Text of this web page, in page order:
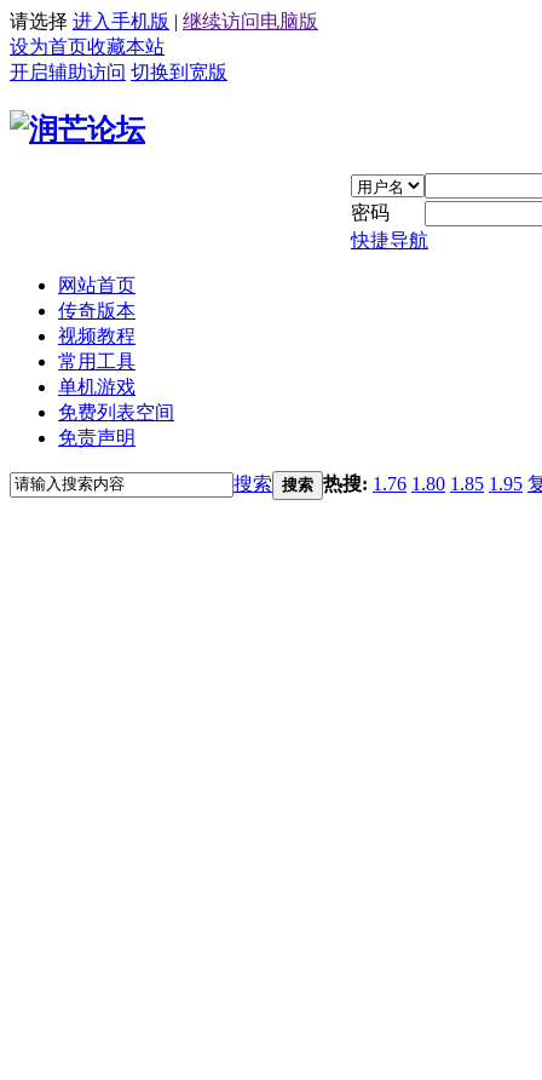
请选择 进入手机版 | 继续访问电脑版
设为首页收藏本站
开启辅助访问 切换到宽版
密码
快捷导航
网站首页
传奇版本
视频教程
常用工具
单机游戏
免费列表空间
免责声明
搜索 搜索 热搜: 1.76 1.80 1.85 1.95